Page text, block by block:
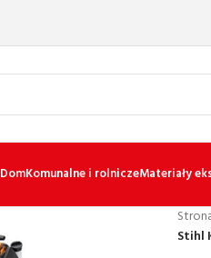
DomKomunalne i rolniczeMateriały
Stihl